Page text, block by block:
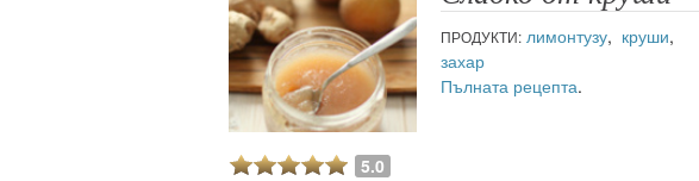
5.0
ПРОДУКТИ: лимонтузу, круши,
захар
Пълната рецепта.